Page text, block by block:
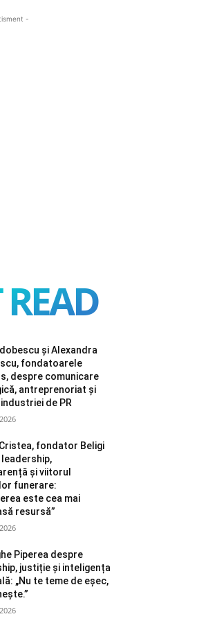
-
și Alexandra
fondatoarele
despre comunicare
antreprenoriat și
de PR
fondator Beligi
și viitorul
funerare:
este cea mai
resursă”
Piperea despre
justiție și inteligența
„Nu te teme de eșec,